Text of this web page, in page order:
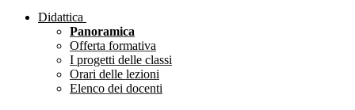
Didattica
Panoramica
Offerta formativa
I progetti delle classi
Orari delle lezioni
Elenco dei docenti